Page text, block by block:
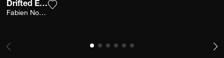
Drifted Earth
Fabien Novarino